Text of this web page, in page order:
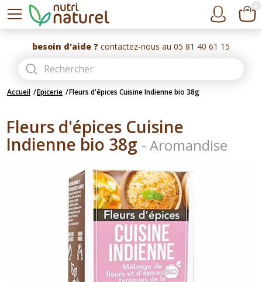
besoin d'aide ? contactez-nous au 05 81 40 61 15
Accueil Epicerie Fleurs d'épices Cuisine Indienne bio 38g
Fleurs d'épices Cuisine
Indienne bio 38g - Aromandise
0